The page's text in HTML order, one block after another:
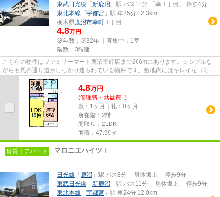
東武日光線 「 新鹿沼 」駅 バス11分 「幸１丁目」 停歩4分
東北本線 「 宇都宮 」駅 車25分 12.3km
栃木県鹿沼市幸町 １丁目
4.8万円
築年数：築32年 ｜募集中： 1室
階数：3階建
こちらの物件はファミリーマート鹿沼幸町店まで266mにあります。シンプルな
がらも風の通り道がしっかり造られている物件です。敷地内にはキレイなゴミ捨
て場も設けられています。使い...
4.8万円
(管理費・共益費 -)
敷：1ヶ月｜礼：0ヶ月
所在階：2階
間取り：2LDK
面積：47.99㎡
賃貸｜アパート マロニエハイツⅠ
日光線 「 鹿沼 」駅 バス8分 「男体坂上」 停歩9分
東武日光線 「 新鹿沼 」駅 バス11分 「男体坂上」 停歩9分
東北本線 「 宇都宮 」駅 車24分 12.0km